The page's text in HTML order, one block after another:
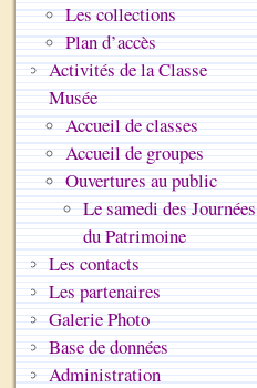
Les collections
Plan d’accès
Activités de la Classe
Musée
Accueil de classes
Accueil de groupes
Ouvertures au public
Le samedi des Journées
du Patrimoine
Les contacts
Les partenaires
Galerie Photo
Base de données
Administration